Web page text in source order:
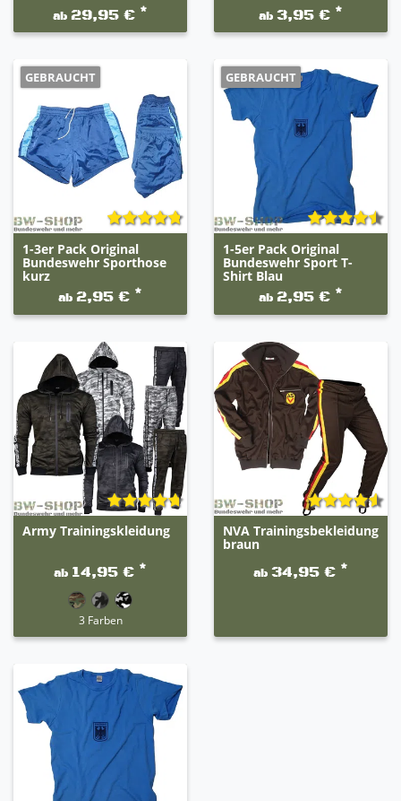
ab 29,95 € * ab 3,95 € *
GEBRAUCHT
1-3er Pack Original
Bundeswehr Sporthose
kurz
ab 2,95 € *
GEBRAUCHT
1-5er Pack Original
Bundeswehr Sport T-
Shirt Blau
ab 2,95 € *
Army Trainingskleidung
ab 14,95 € *
3 Farben
NVA Trainingsbekleidung
braun
ab 34,95 € *